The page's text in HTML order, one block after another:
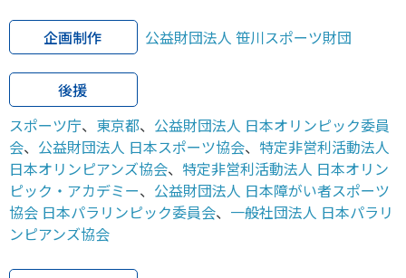
企画制作 公益財団法人 笹川スポーツ財団
後援
スポーツ庁、 東京都、 公益財団法人 日本オリンピック委員
会、 公益財団法人 日本スポーツ協会、 特定非営利活動法人
日本オリンピアンズ協会、 特定非営利活動法人 日本オリン
ピック・アカデミー、 公益財団法人 日本障がい者スポーツ
協会 日本パラリンピック委員会、 一般社団法人 日本パラリ
ンピアンズ協会